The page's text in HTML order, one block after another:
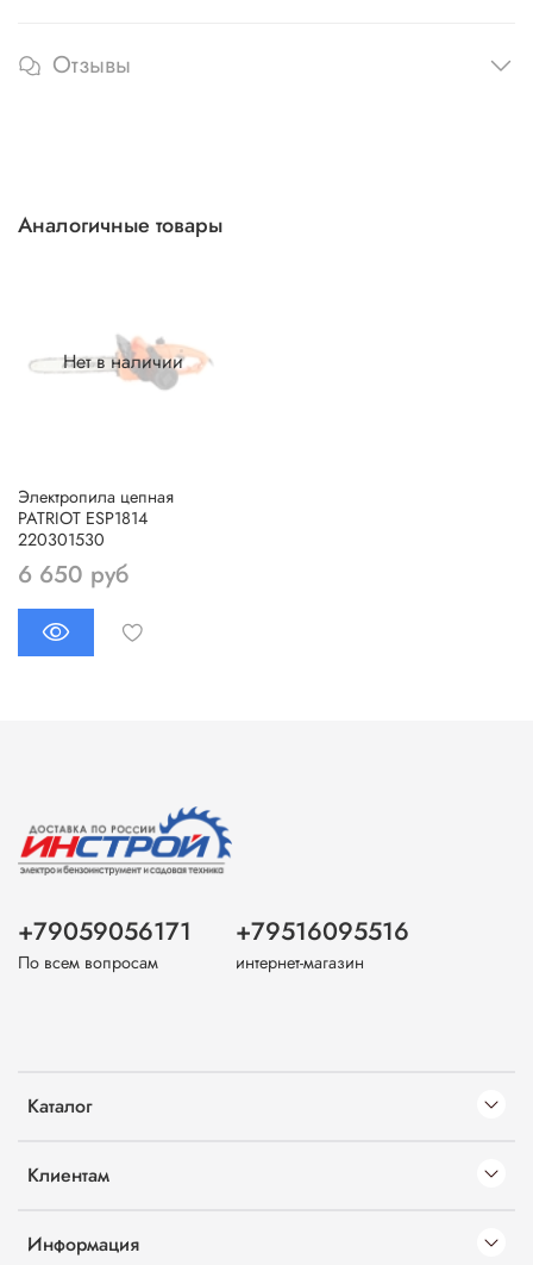
Отзывы
Аналогичные товары
Нет в наличии
Электропила цепная
PATRIOT ESP1814
220301530
6 650 руб
Каталог
Клиентам
Информация
+79059056171
По всем вопросам
+79516095516
интернет-магазин